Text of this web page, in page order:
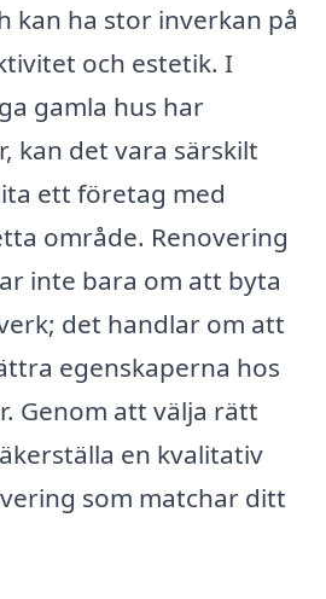
kan ha stor inverkan på
och estetik. I
gamla hus har
kan det vara särskilt
ett företag med
område. Renovering
inte bara om att byta
det handlar om att
egenskaperna hos
Genom att välja rätt
en kvalitativ
som matchar ditt